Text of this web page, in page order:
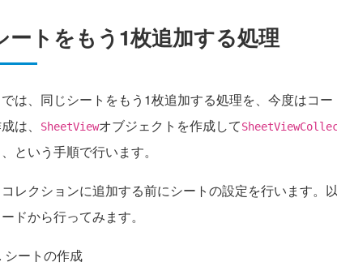
ートをもう1枚追加する処理
は、同じシートをもう1枚追加する処理を、今度はコ
は、
SheetViewオブジェクトを作成して
という手順で行います。
レクションに追加する前にシートの設定を行います。
ドから行ってみます。
シートの作成